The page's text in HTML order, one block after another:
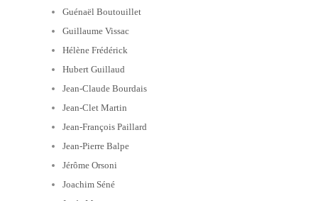
Guénaël Boutouillet
Guillaume Vissac
Hélène Frédérick
Hubert Guillaud
Jean-Claude Bourdais
Jean-Clet Martin
Jean-François Paillard
Jean-Pierre Balpe
Jérôme Orsoni
Joachim Séné